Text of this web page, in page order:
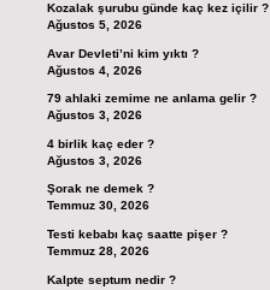
Kozalak şurubu günde kaç kez içilir ?
Ağustos 5, 2026
Avar Devleti’ni kim yıktı ?
Ağustos 4, 2026
79 ahlaki zemime ne anlama gelir ?
Ağustos 3, 2026
4 birlik kaç eder ?
Ağustos 3, 2026
Şorak ne demek ?
Temmuz 30, 2026
Testi kebabı kaç saatte pişer ?
Temmuz 28, 2026
Kalpte septum nedir ?